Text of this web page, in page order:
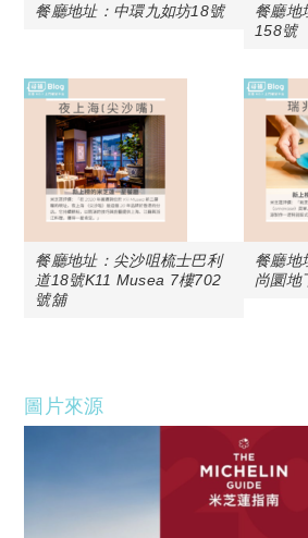
餐廳地址：中環九如坊18號
餐廳地
158號
餐廳地址：尖沙咀梳士巴利
道18號K11 Musea 7樓702
號舖
餐廳地
尚圜地
圖片來源